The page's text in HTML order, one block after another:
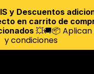
y Descuentos
en carrito de
💥🚚📦
y condiciones